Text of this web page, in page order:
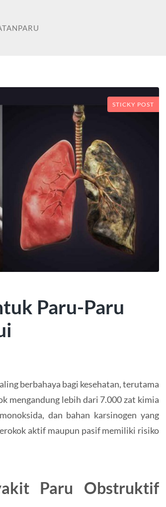
STICKY POST
Paru-Paru
berbahaya bagi kesehatan, terutama
mengandung lebih dari 7.000 zat kimia
dan bahan karsinogen yang
aktif maupun pasif memiliki risiko
Paru Obstruktif